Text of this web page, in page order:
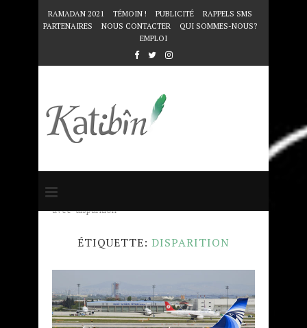
RAMADAN 2021 TÉMOIN ! PUBLICITÉ
RAPPELS SMS
PARTENAIRES
NOUS CONTACTER
QUI SOMMES-NOUS?
EMPLOI
Accueil
avec "disparition"
ÉTIQUETTE: DISPARITION